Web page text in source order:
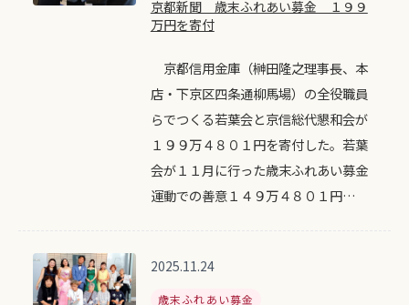
京都新聞 歳末ふれあい募金 １９９
万円を寄付
京都信用金庫（榊田隆之理事長、本
店・下京区四条通柳馬場）の全役職員
らでつくる若葉会と京信総代懇和会が
１９９万４８０１円を寄付した。若葉
会が１１月に行った歳末ふれあい募金
運動での善意１４９万４８０１円…
2025.11.24
歳末ふれあい募金